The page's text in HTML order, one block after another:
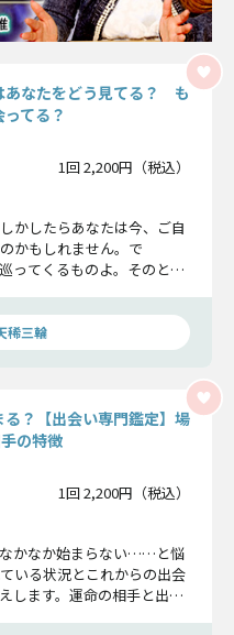
なたをどう見てる？ も
てる？
1回 2,200円（税込）
かしたらあなたは今、ご自
かもしれません。で
ってくるものよ。そのとき
稀三輪
？【出会い専門鑑定】場
の特徴
1回 2,200円（税込）
かなか始まらない……と悩
いる状況とこれからの出会
します。運命の相手と出会